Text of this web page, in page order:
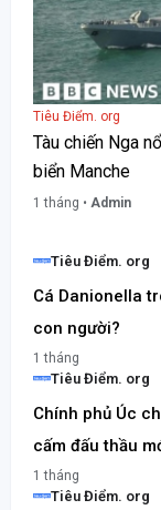
Tiêu Điểm. org
Tàu chiến Nga
biển Manche
1 tháng • Admin
Tiêu Điểm. org
Cá Danionella
con người?
1 tháng
Tiêu Điểm. org
Chính phủ Úc
cấm đấu thầu
1 tháng
Tiêu Điểm. org